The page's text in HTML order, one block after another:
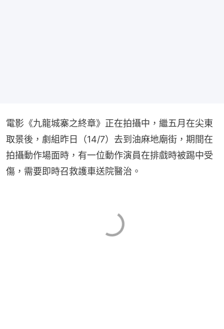
電影《九龍城寨之終章》正在拍攝中，繼五月在尖東
取景後，劇組昨日（14/7）去到油麻地廟街，期間在
拍攝動作場面時，有一位動作演員在排戲時被踢中受
傷，需要即時召救護車送院醫治。